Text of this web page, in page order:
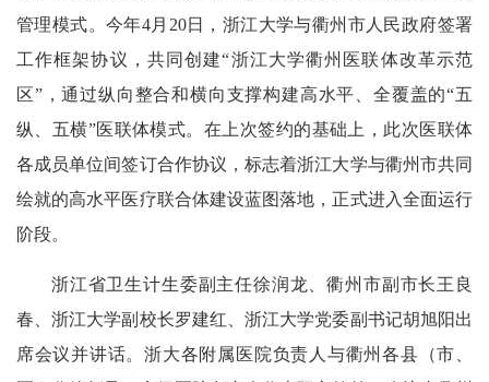
管理模式。今年4月20日，浙江大学与衢州市人民政府签署
工作框架协议，共同创建“浙江大学衢州医联体改革示范
区”，通过纵向整合和横向支撑构建高水平、全覆盖的“五
纵、五横”医联体模式。在上次签约的基础上，此次医联体
各成员单位间签订合作协议，标志着浙江大学与衢州市共同
绘就的高水平医疗联合体建设蓝图落地，正式进入全面运行
阶段。
浙江省卫生计生委副主任徐润龙、衢州市副市长王良
春、浙江大学副校长罗建红、浙江大学党委副书记胡旭阳出
席会议并讲话。浙大各附属医院负责人与衢州各县（市、